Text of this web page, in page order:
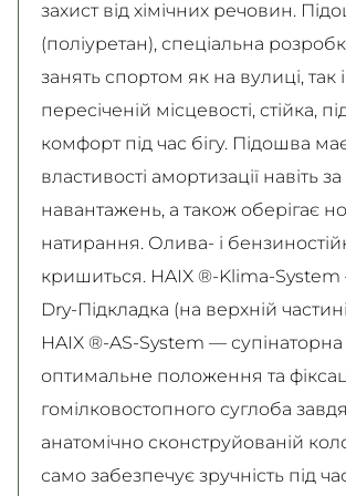
захист від хімічних речовин.
(поліуретан), спеціальна
занять спортом як на вулиці, так
пересіченій місцевості, стійка,
комфорт під час бігу. Підошва
властивості амортизації навіть
навантажень, а також оберігає
натирання. Олива- і
кришиться. HAIX ®-Klima-
Dry-Підкладка (на верхній
HAIX ®-AS-System —
оптимальне положення та
гомілковостопного суглоба
анатомічно сконструйованій
само забезпечує зручність під